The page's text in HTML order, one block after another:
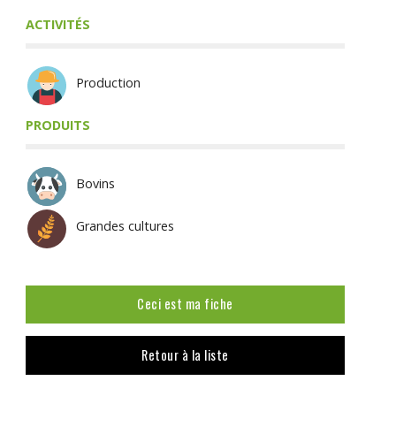
ACTIVITÉS
Production
PRODUITS
Bovins
Grandes cultures
Ceci est ma fiche
Retour à la liste